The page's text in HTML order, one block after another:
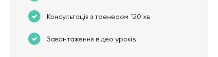
Консультація з тренером 120 хв
Завантаження відео уроків